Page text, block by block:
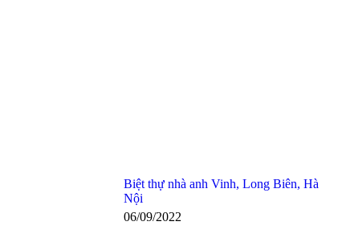
Biệt thự nhà anh Vinh, Long Biên, Hà
Nội
06/09/2022